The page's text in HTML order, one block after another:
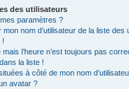
des utilisateurs
paramètres ?
nom d’utilisateur de la liste des
!
l’heure n’est toujours pas
la liste !
à côté de mon nom
avatar ?